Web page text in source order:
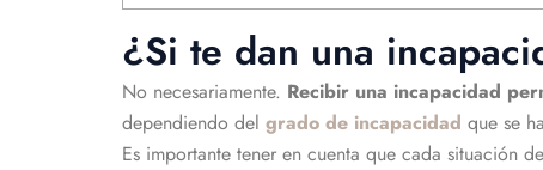
¿Si te dan una
No necesariamente. Recibir una incapacidad
dependiendo del grado de incapacidad que se
Es importante tener en cuenta que cada situación